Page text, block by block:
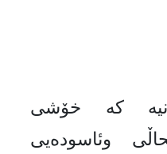
نیە كە خۆشی
وئاسودەیی